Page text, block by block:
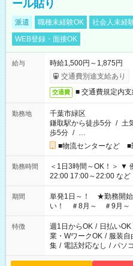
ール貼り
派遣 職種未経験OK 社会人未経
WEB登録・面接OK
給与
時給1,500円～1,875円
交通費別途支給あり
交通費 ■ 交通費規定内
勤務地
千葉市緑区
鎌取駅から徒歩5分 / 土
歩5分 / …
■物流センターなど ■
勤務時間
＜1日3時間～OK！＞ ▼ 例えば… ▼ 15:00～18:00 15:00～
22:00 17:00～22:00 など こちら以外の時間もお気軽にご相談く
ださい！
期間
単発1日～！ ★勤務開始
い！ ＃8月～ ＃9月～
特徴 週1日からOK / 日払いOK
業・WワークOK / 服装自
集 / 電話対応なし / パソ